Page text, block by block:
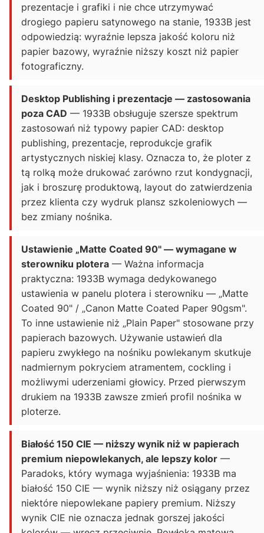
prezentacje i grafiki i nie chce utrzymywać
drogiego papieru satynowego na stanie, 1933B jest
odpowiedzią: wyraźnie lepsza jakość koloru niż
papier bazowy, wyraźnie niższy koszt niż papier
fotograficzny.
Desktop Publishing i prezentacje — zastosowania
poza CAD — 1933B obsługuje szersze spektrum
zastosowań niż typowy papier CAD: desktop
publishing, prezentacje, reprodukcje grafik
artystycznych niskiej klasy. Oznacza to, że ploter z
tą rolką może drukować zarówno rzut kondygnacji,
jak i broszurę produktową, layout do zatwierdzenia
przez klienta czy wydruk plansz szkoleniowych —
bez zmiany nośnika.
Ustawienie „Matte Coated 90" — wymagane w
sterowniku plotera — Ważna informacja
praktyczna: 1933B wymaga dedykowanego
ustawienia w panelu plotera i sterowniku — „Matte
Coated 90" / „Canon Matte Coated Paper 90gsm".
To inne ustawienie niż „Plain Paper" stosowane przy
papierach bazowych. Używanie ustawień dla
papieru zwykłego na nośniku powlekanym skutkuje
nadmiernym pokryciem atramentem, cockling i
możliwymi uderzeniami głowicy. Przed pierwszym
drukiem na 1933B zawsze zmień profil nośnika w
ploterze.
Białość 150 CIE — niższy wynik niż w papierach
premium niepowlekanych, ale lepszy kolor —
Paradoks, który wymaga wyjaśnienia: 1933B ma
białość 150 CIE — wynik niższy niż osiągany przez
niektóre niepowlekane papiery premium. Niższy
wynik CIE nie oznacza jednak gorszej jakości